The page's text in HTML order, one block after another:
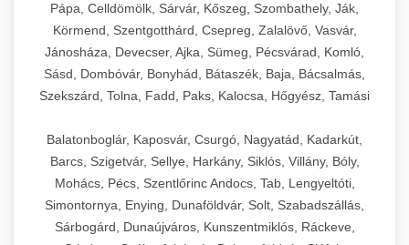
Pápa, Celldömölk, Sárvár, Kőszeg, Szombathely, Ják,
Körmend, Szentgotthárd, Csepreg, Zalalövő, Vasvár,
Jánosháza, Devecser, Ajka, Sümeg, Pécsvárad, Komló,
Sásd, Dombóvár, Bonyhád, Bátaszék, Baja, Bácsalmás,
Szekszárd, Tolna, Fadd, Paks, Kalocsa, Hőgyész, Tamási
Balatonboglár, Kaposvár, Csurgó, Nagyatád, Kadarkút,
Barcs, Szigetvár, Sellye, Harkány, Siklós, Villány, Bóly,
Mohács, Pécs, Szentlőrinc Andocs, Tab, Lengyeltóti,
Simontornya, Enying, Dunaföldvár, Solt, Szabadszállás,
Sárbogárd, Dunaújváros, Kunszentmiklós, Ráckeve,